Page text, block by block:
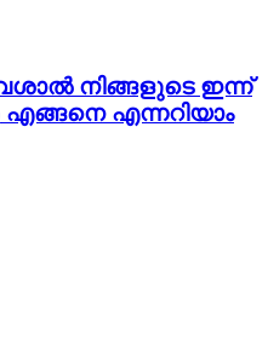
നിങ്ങളുടെ ഇന്ന്‌
എങ്ങനെ എന്നറിയാം